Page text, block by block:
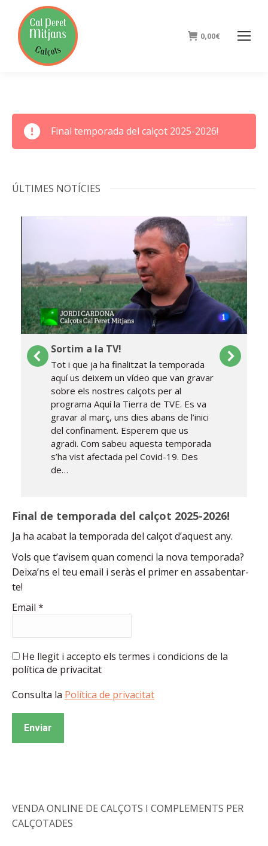
0,00€
Final temporada del calçot 2025-2026!
ÚLTIMES NOTÍCIES
Sortim a la TV!
Tot i que ja ha finalitzat la temporada
aquí us deixem un vídeo que van gravar
sobre els nostres calçots per al
programa Aquí la Tierra de TVE. Es va
gravar al març, uns dies abans de l’inici
del confinament. Esperem que us
agradi. Com sabeu aquesta temporada
s’ha vist afectada pel Covid-19. Des
de…
Final de temporada del calçot 2025-2026!
Ja ha acabat la temporada del calçot d’aquest any.
Vols que t’avisem quan comenci la nova temporada?
Deixa’ns el teu email i seràs el primer en assabentar-
te!
Email *
He llegit i accepto els termes i condicions de la
política de privacitat
Consulta la Política de privacitat
VENDA ONLINE DE CALÇOTS I COMPLEMENTS PER
CALÇOTADES